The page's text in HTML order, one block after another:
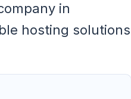
in
hosting solutions